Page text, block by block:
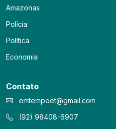
Amazonas
Polícia
Política
Economia
Contato
emtempoet@gmail.com
(92) 98408-6907